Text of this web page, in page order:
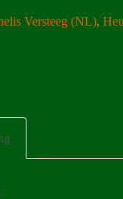
Versteeg (NL),